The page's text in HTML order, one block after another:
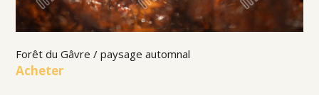
Forêt du Gâvre / paysage automnal
Acheter